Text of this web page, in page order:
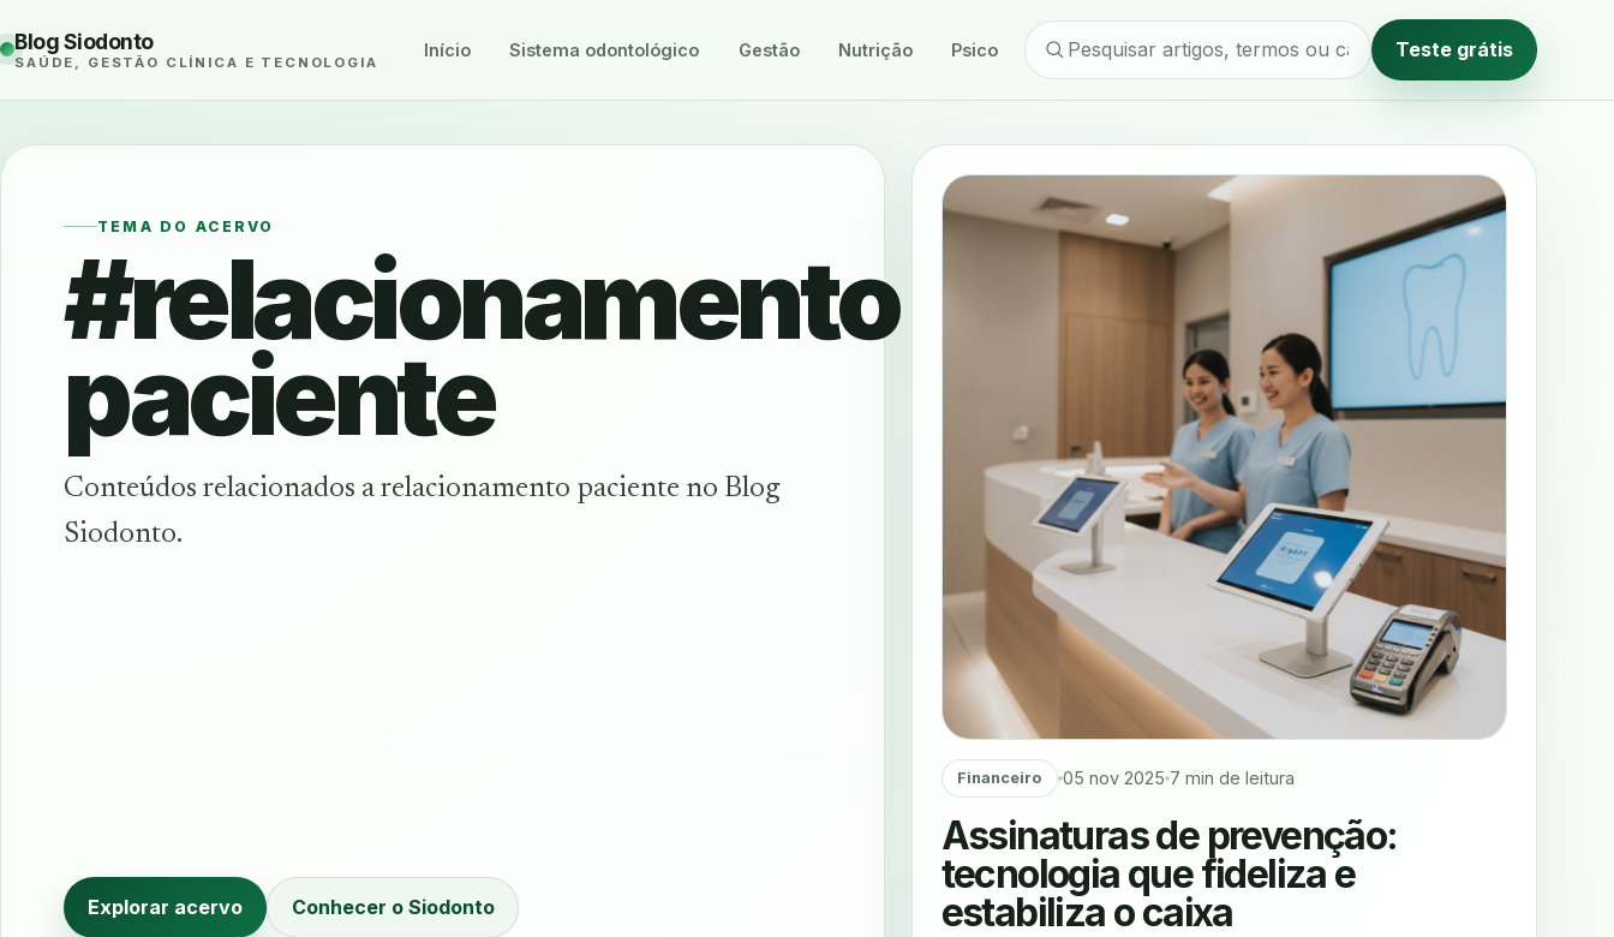
Blog Siodonto
SAÚDE, GESTÃO CLÍNICA E TECNOLOGIA
Início Sistema odontológico Gestão Nutrição Psicologia Método editorial Teste grátis
TEMA DO ACERVO
#relacionamento
paciente
Conteúdos relacionados a relacionamento paciente no Blog
Siodonto.
Explorar acervo Conhecer o Siodonto
Financeiro 05 nov 2025 7 min de leitura
Assinaturas de prevenção:
tecnologia que fideliza e
estabiliza o caixa